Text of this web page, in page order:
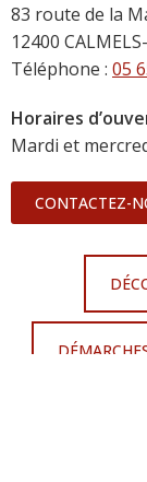
83 route de la
12400
Téléphone : 05
Horaires
Mardi et
CONTACTEZ-